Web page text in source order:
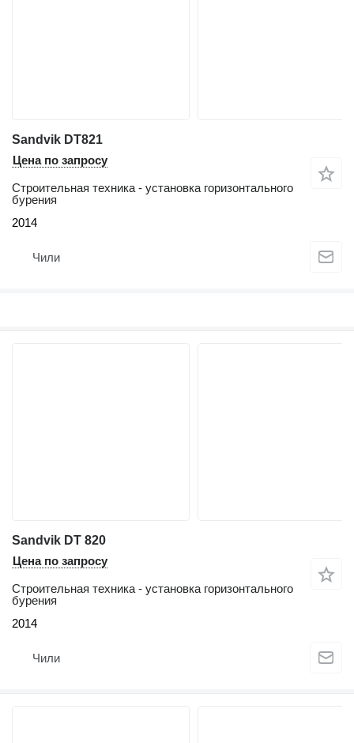
Sandvik DT821
Цена по запросу
Строительная техника - установка горизонтального
бурения
2014
Чили
Sandvik DT 820
Цена по запросу
Строительная техника - установка горизонтального
бурения
2014
Чили